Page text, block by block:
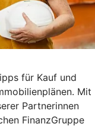
für Kauf und
Mit
Partnerinnen
FinanzGruppe